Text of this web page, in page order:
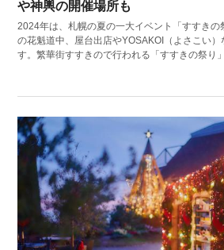
や神輿の開催場所も
2024年は、札幌の夏の一大イベント「すすき
の花魁道中、屋台出店やYOSAKOI（よさこい）
す。繁華街すすきので行われる「すすきの祭り